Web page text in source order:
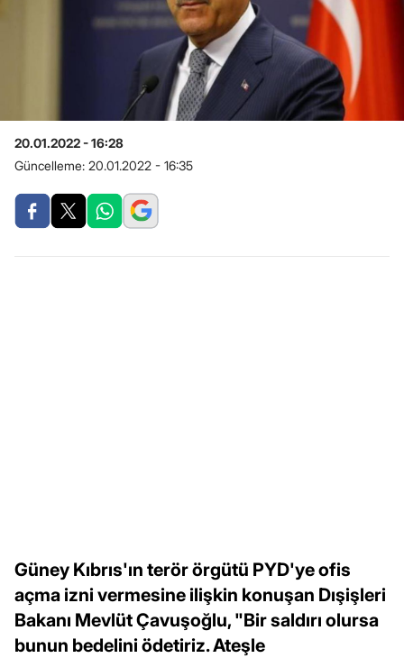
20.01.2022 - 16:28
Güncelleme: 20.01.2022 - 16:35
Güney Kıbrıs'ın terör örgütü PYD'ye ofis
açma izni vermesine ilişkin konuşan Dışişleri
Bakanı Mevlüt Çavuşoğlu, "Bir saldırı olursa
bunun bedelini ödetiriz. Ateşle